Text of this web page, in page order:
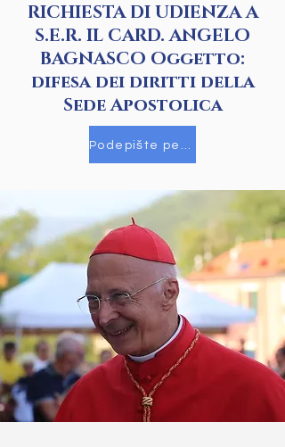
RICHIESTA DI UDIENZA A
S.E.R. IL CARD. ANGELO
BAGNASCO Oggetto:
difesa dei diritti della
Sede Apostolica
Podepište petici